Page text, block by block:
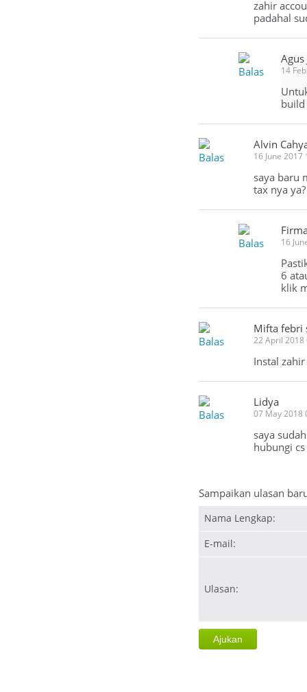
zahir
padahal
Balas
Agus
14
Balas
Alvin
16 June 2017
saya baru
tax nya ya?
Balas 16
6
klik
Balas
Mifta febri
22 April 2018
Instal
Balas
Lidya
07 May 2018
saya
hubungi
Sampaikan ulasan
Nama Lengkap:
E-mail:
Ulasan: